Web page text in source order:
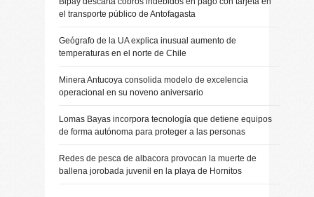
el transporte público de Antofagasta
Geógrafo de la UA explica inusual aumento de
temperaturas en el norte de Chile
Minera Antucoya consolida modelo de excelencia
operacional en su noveno aniversario
Lomas Bayas incorpora tecnología que detiene equipos
de forma autónoma para proteger a las personas
Redes de pesca de albacora provocan la muerte de
ballena jorobada juvenil en la playa de Hornitos